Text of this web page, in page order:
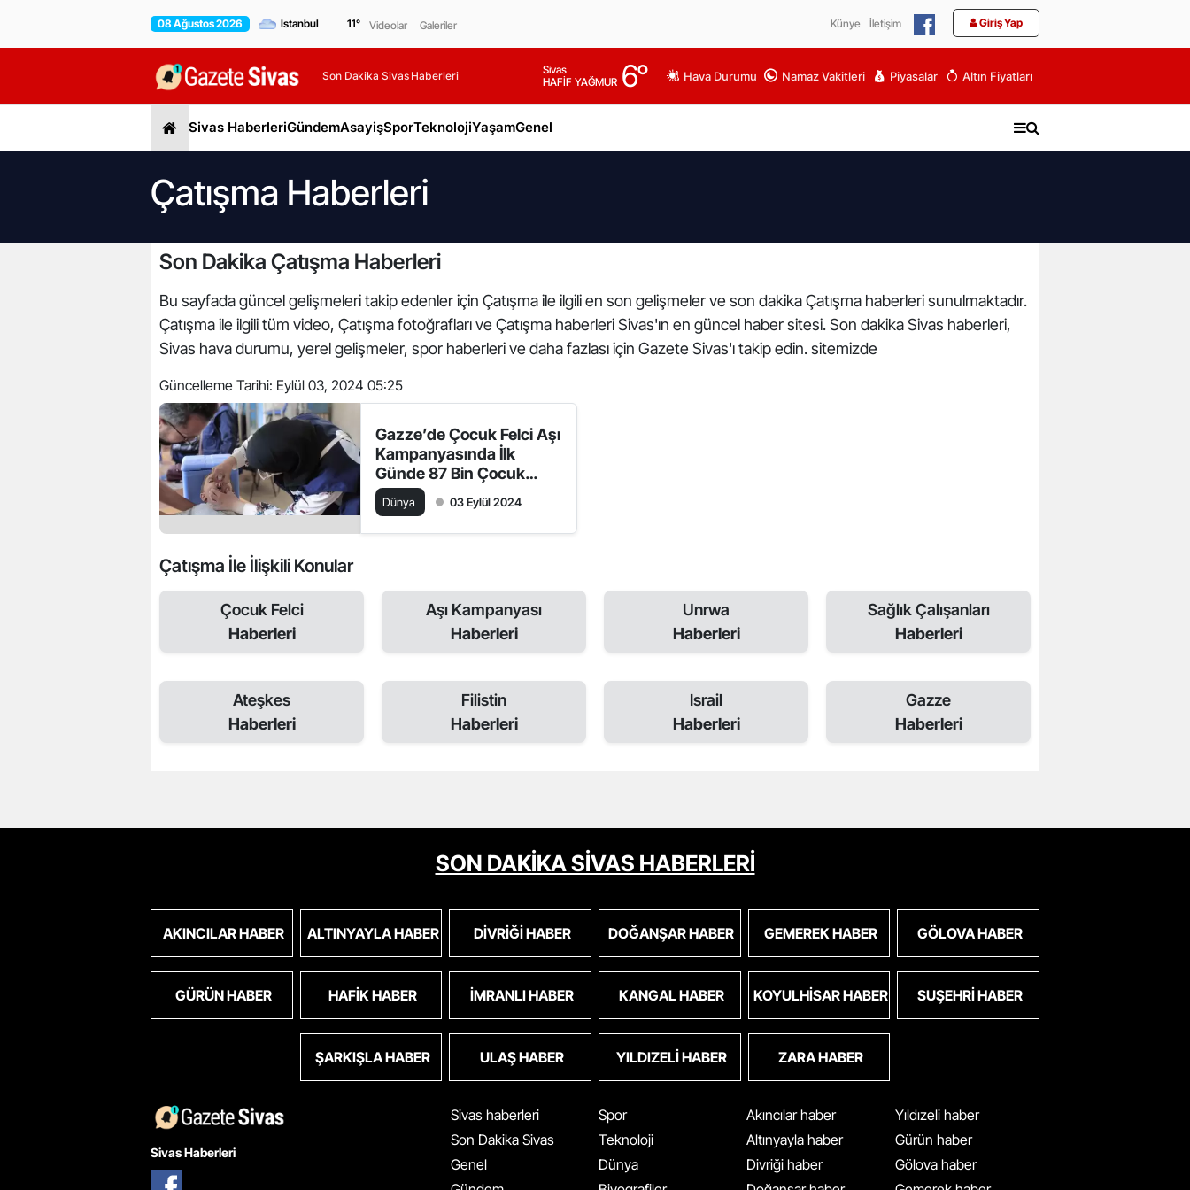
08 Ağustos 2026 11° Videolar Galeriler Künye İletişim Giriş Yap
Son Dakika Sivas Haberleri
Sivas
HAFİF YAĞMUR 6° Hava Durumu Namaz Vakitleri Piyasalar Altın Fiyatları
Sivas HaberleriGündemAsayişSporTeknolojiYaşamGenel
Çatışma Haberleri
Son Dakika Çatışma Haberleri
Bu sayfada güncel gelişmeleri takip edenler için Çatışma ile ilgili en son gelişmeler ve son dakika Çatışma haberleri sunulmaktadır.
Çatışma ile ilgili tüm video, Çatışma fotoğrafları ve Çatışma haberleri Sivas'ın en güncel haber sitesi. Son dakika Sivas haberleri,
Sivas hava durumu, yerel gelişmeler, spor haberleri ve daha fazlası için Gazete Sivas'ı takip edin. sitemizde
Güncelleme Tarihi: Eylül 03, 2024 05:25
Gazze’de Çocuk Felci Aşı
Kampanyasında İlk
Günde 87 Bin Çocuk
Aşılandı
Dünya 03 Eylül 2024
Çatışma İle İlişkili Konular
Çocuk Felci
Haberleri
Aşı Kampanyası
Haberleri
Unrwa
Haberleri
Sağlık Çalışanları
Haberleri
Ateşkes
Haberleri
Filistin
Haberleri
Israil
Haberleri
Gazze
Haberleri
SON DAKİKA SİVAS HABERLERİ
AKINCILAR HABER ALTINYAYLA HABER DIVRIĞI HABER DOĞANŞAR HABER GEMEREK HABER GÖLOVA HABER
GÜRÜN HABER HAFIK HABER İMRANLI HABER KANGAL HABER KOYULHISAR HABER SUŞEHRI HABER
ŞARKIŞLA HABER ULAŞ HABER YILDIZELI HABER ZARA HABER
Sivas Haberleri
Sivas haberleri
Son Dakika Sivas
Genel
Spor
Teknoloji
Dünya
Akıncılar haber
Altınyayla haber
Divriği haber
Yıldızeli haber
Gürün haber
Gölova haber